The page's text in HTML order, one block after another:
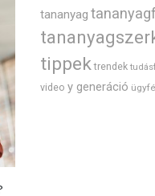
tananyag
tippek trendek
video y generáció